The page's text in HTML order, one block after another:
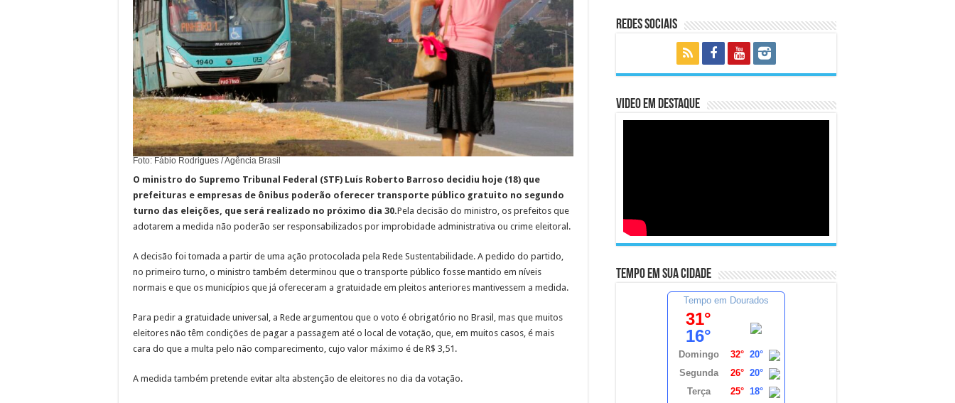
Foto: Fábio Rodrigues / Agência Brasil
O ministro do Supremo Tribunal Federal (STF) Luís Roberto Barroso decidiu hoje (18) que
prefeituras e empresas de ônibus poderão oferecer transporte público gratuito no segundo
turno das eleições, que será realizado no próximo dia 30.Pela decisão do ministro, os prefeitos que
adotarem a medida não poderão ser responsabilizados por improbidade administrativa ou crime eleitoral.
A decisão foi tomada a partir de uma ação protocolada pela Rede Sustentabilidade. A pedido do partido,
no primeiro turno, o ministro também determinou que o transporte público fosse mantido em níveis
normais e que os municípios que já ofereceram a gratuidade em pleitos anteriores mantivessem a medida.
Para pedir a gratuidade universal, a Rede argumentou que o voto é obrigatório no Brasil, mas que muitos
eleitores não têm condições de pagar a passagem até o local de votação, que, em muitos casos, é mais
cara do que a multa pelo não comparecimento, cujo valor máximo é de R$ 3,51.
A medida também pretende evitar alta abstenção de eleitores no dia da votação.
Redes Sociais
Video em Destaque
Tempo em sua cidade
Tempo em Dourados
31°
16°
Domingo 32° 20°
Segunda
26° 20°
Terça
25° 18°